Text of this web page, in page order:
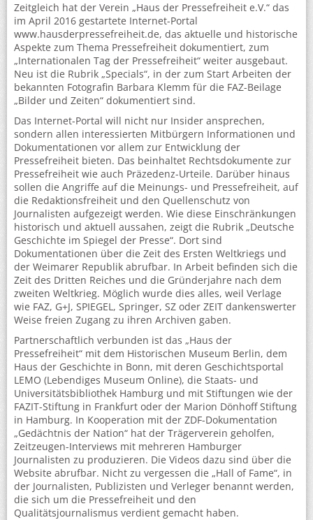
Zeitgleich hat der Verein „Haus der Pressefreiheit e.V.“ das
im April 2016 gestartete Internet-Portal
www.hausderpressefreiheit.de, das aktuelle und historische
Aspekte zum Thema Pressefreiheit dokumentiert, zum
„Internationalen Tag der Pressefreiheit“ weiter ausgebaut.
Neu ist die Rubrik „Specials“, in der zum Start Arbeiten der
bekannten Fotografin Barbara Klemm für die FAZ-Beilage
„Bilder und Zeiten“ dokumentiert sind.
Das Internet-Portal will nicht nur Insider ansprechen,
sondern allen interessierten Mitbürgern Informationen und
Dokumentationen vor allem zur Entwicklung der
Pressefreiheit bieten. Das beinhaltet Rechtsdokumente zur
Pressefreiheit wie auch Präzedenz-Urteile. Darüber hinaus
sollen die Angriffe auf die Meinungs- und Pressefreiheit, auf
die Redaktionsfreiheit und den Quellenschutz von
Journalisten aufgezeigt werden. Wie diese Einschränkungen
historisch und aktuell aussahen, zeigt die Rubrik „Deutsche
Geschichte im Spiegel der Presse“. Dort sind
Dokumentationen über die Zeit des Ersten Weltkriegs und
der Weimarer Republik abrufbar. In Arbeit befinden sich die
Zeit des Dritten Reiches und die Gründerjahre nach dem
zweiten Weltkrieg. Möglich wurde dies alles, weil Verlage
wie FAZ, G+J, SPIEGEL, Springer, SZ oder ZEIT dankenswerter
Weise freien Zugang zu ihren Archiven gaben.
Partnerschaftlich verbunden ist das „Haus der
Pressefreiheit“ mit dem Historischen Museum Berlin, dem
Haus der Geschichte in Bonn, mit deren Geschichtsportal
LEMO (Lebendiges Museum Online), die Staats- und
Universitätsbibliothek Hamburg und mit Stiftungen wie der
FAZIT-Stiftung in Frankfurt oder der Marion Dönhoff Stiftung
in Hamburg. In Kooperation mit der ZDF-Dokumentation
„Gedächtnis der Nation“ hat der Trägerverein geholfen,
Zeitzeugen-Interviews mit mehreren Hamburger
Journalisten zu produzieren. Die Videos dazu sind über die
Website abrufbar. Nicht zu vergessen die „Hall of Fame“, in
der Journalisten, Publizisten und Verleger benannt werden,
die sich um die Pressefreiheit und den
Qualitätsjournalismus verdient gemacht haben.